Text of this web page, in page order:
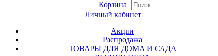
Корзина
Личный кабинет
Акции
Распродажа
ТОВАРЫ ДЛЯ ДОМА И САДА